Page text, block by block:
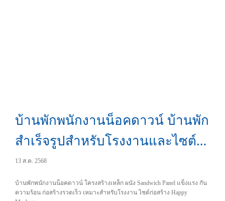
บ้านพักพนักงานน็อคดาวน์ บ้านพัก
สำเร็จรูปสำหรับโรงงานและไซต์
งาน
13 ส.ค. 2568
บ้านพักพนักงานน็อคดาวน์ โครงสร้างเหล็ก ผนัง Sandwich Panel แข็งแรง กัน
ความร้อน ก่อสร้างรวดเร็ว เหมาะสำหรับโรงงาน ไซต์ก่อสร้าง Happy